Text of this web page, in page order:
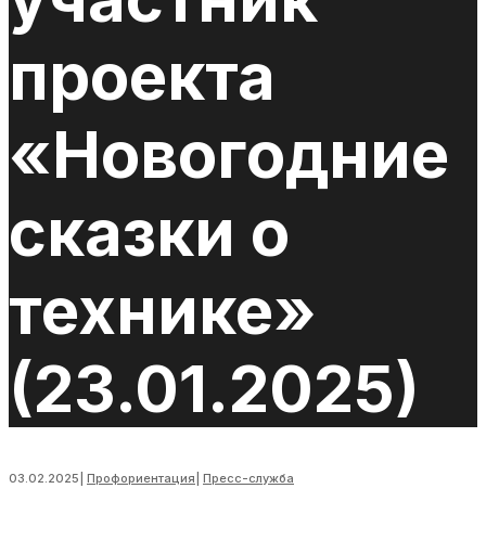
проекта
«Новогодние
сказки о
технике»
(23.01.2025)
03.02.2025 Профориентация Пресс-служба